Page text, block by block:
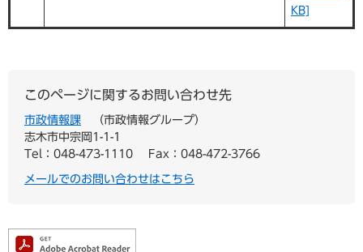
KB]
このページに関するお問い合わせ先
市政情報課
市政情報グループ
志木市中宗岡1-1-1
Tel：048-473-1110
Fax：048-472-3766
メールでのお問い合わせはこちら